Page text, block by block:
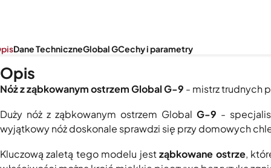
Dane TechniczneGlobal GCechy i parametry
Opis
Nóż z ząbkowanym ostrzem Global G-9 - mistrz trudnych
Duży nóż z ząbkowanym ostrzem Global G-9 -
wyjątkowy nóż doskonale sprawdzi się przy domowych
Kluczową zaletą tego modelu jestząbkowane ostrze,